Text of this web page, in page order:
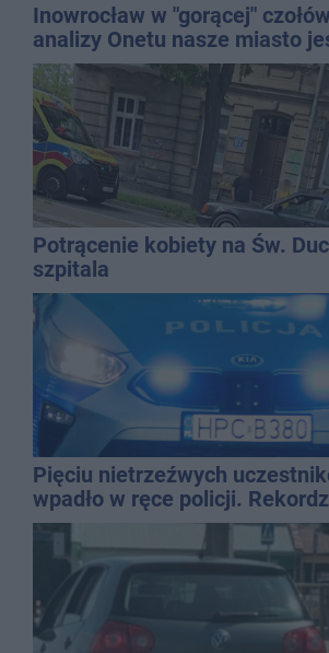
Inowrocław w "gorącej"
analizy Onetu nasze miasto
najbardziej narażonych na
Potrącenie kobiety na Św.
szpitala
Pięciu nietrzeźwych
wpadło w ręce policji.
promila